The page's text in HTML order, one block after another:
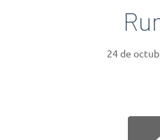
24 de